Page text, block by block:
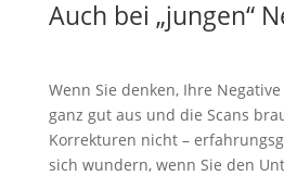
Auch bei „jungen“
Wenn Sie denken, Ihre
ganz gut aus und die Scans
Korrekturen nicht –
sich wundern, wenn Sie den